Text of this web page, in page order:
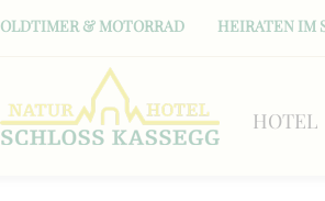
OLDTIMER & MOTORRAD HEIRATEN IM
HOTEL